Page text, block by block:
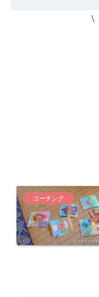
コーチング